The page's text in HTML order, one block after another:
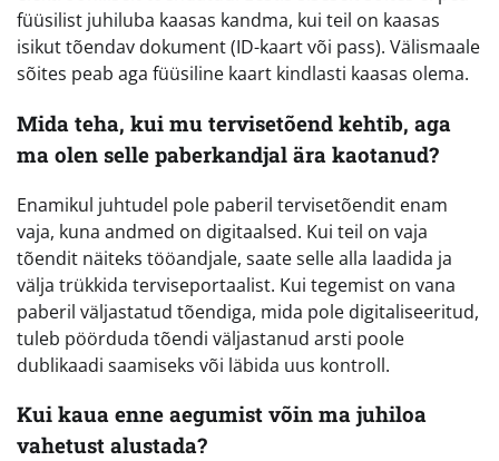
füüsilist juhiluba kaasas kandma, kui teil on kaasas
isikut tõendav dokument (ID-kaart või pass). Välismaale
sõites peab aga füüsiline kaart kindlasti kaasas olema.
Mida teha, kui mu tervisetõend kehtib, aga
ma olen selle paberkandjal ära kaotanud?
Enamikul juhtudel pole paberil tervisetõendit enam
vaja, kuna andmed on digitaalsed. Kui teil on vaja
tõendit näiteks tööandjale, saate selle alla laadida ja
välja trükkida terviseportaalist. Kui tegemist on vana
paberil väljastatud tõendiga, mida pole digitaliseeritud,
tuleb pöörduda tõendi väljastanud arsti poole
dublikaadi saamiseks või läbida uus kontroll.
Kui kaua enne aegumist võin ma juhiloa
vahetust alustada?